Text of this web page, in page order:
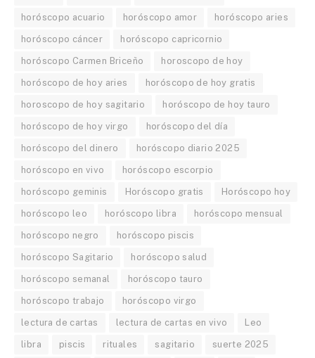
horóscopo acuario horóscopo amor horóscopo aries
horóscopo cáncer horóscopo capricornio
horóscopo Carmen Briceño horoscopo de hoy
horóscopo de hoy aries horóscopo de hoy gratis
horoscopo de hoy sagitario horóscopo de hoy tauro
horóscopo de hoy virgo horóscopo del día
horóscopo del dinero horóscopo diario 2025
horóscopo en vivo horóscopo escorpio
horóscopo geminis Horóscopo gratis Horóscopo hoy
horóscopo leo horóscopo libra horóscopo mensual
horóscopo negro horóscopo piscis
horóscopo Sagitario horóscopo salud
horóscopo semanal horóscopo tauro
horóscopo trabajo horóscopo virgo
lectura de cartas lectura de cartas en vivo Leo
libra piscis rituales sagitario suerte 2025